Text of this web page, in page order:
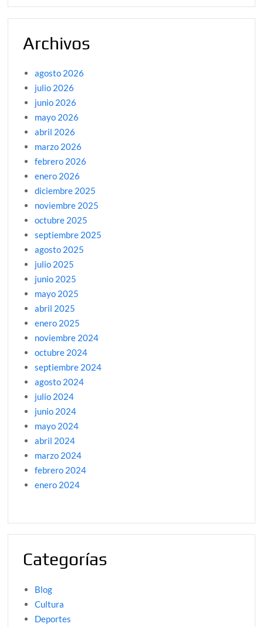
Archivos
agosto 2026
julio 2026
junio 2026
mayo 2026
abril 2026
marzo 2026
febrero 2026
enero 2026
diciembre 2025
noviembre 2025
octubre 2025
septiembre 2025
agosto 2025
julio 2025
junio 2025
mayo 2025
abril 2025
enero 2025
noviembre 2024
octubre 2024
septiembre 2024
agosto 2024
julio 2024
junio 2024
mayo 2024
abril 2024
marzo 2024
febrero 2024
enero 2024
Categorías
Blog
Cultura
Deportes